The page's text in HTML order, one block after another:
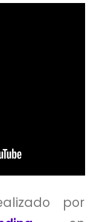
por